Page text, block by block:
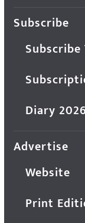
Subscribe
Diary 2026
Advertise
Website
Print